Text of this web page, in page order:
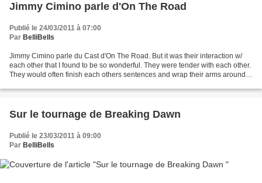
Jimmy Cimino parle d'On The Road
Publié le 24/03/2011 à 07:00
Par BelliBells
Jimmy Cimino parle du Cast d'On The Road. But it was their interaction w/
each other that I found to be so wonderful. They were tender with each other.
They would often finish each others sentences and wrap their arms around
Sur le tournage de Breaking Dawn
Publié le 23/03/2011 à 09:00
Par BelliBells